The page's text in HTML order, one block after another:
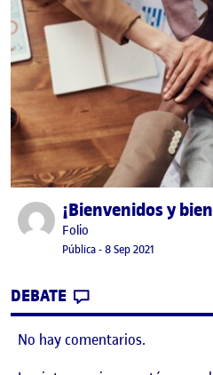
Publicado por¡Bienvenidos y
Publicado por
Folio
Visibilidad:
Pública-Fecha de publicación
8 Sep 2021
DEBATE
No hay comentarios.